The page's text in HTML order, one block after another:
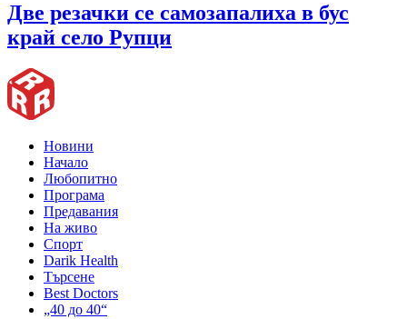
Две резачки се самозапалиха в бус
край село Рупци
Новини
Начало
Любопитно
Програма
Предавания
На живо
Спорт
Darik Health
Търсене
Best Doctors
„40 до 40“